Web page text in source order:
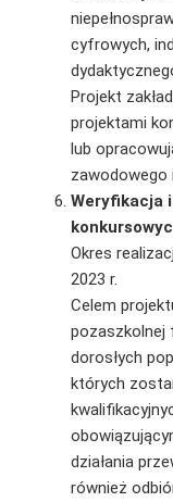
cyfrowych,
Projekt
projektami
lub
zawodowego
Weryfikacja
Okres
2023 r.
Celem
pozaszkolnej
dorosłych
których
działania
również